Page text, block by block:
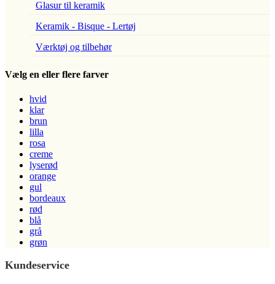
Glasur til keramik
Keramik - Bisque - Lertøj
Værktøj og tilbehør
Vælg en eller flere farver
hvid
klar
brun
lilla
rosa
creme
lyserød
orange
gul
bordeaux
rød
blå
grå
grøn
Kundeservice